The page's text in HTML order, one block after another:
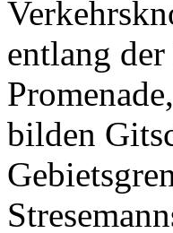
entlang
bilden